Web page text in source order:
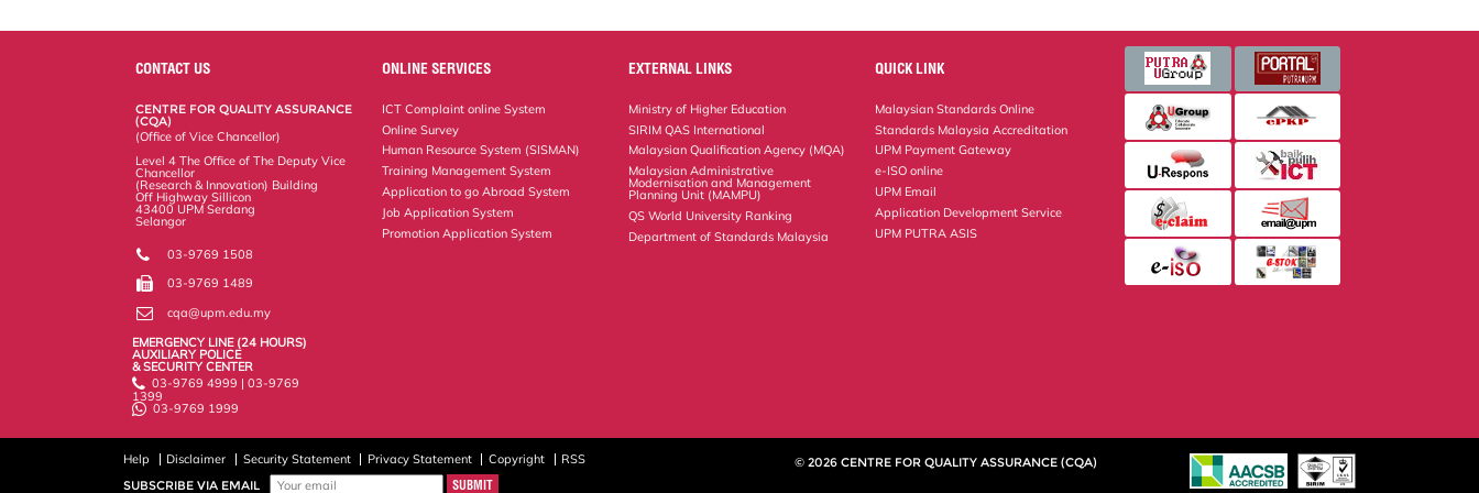
o
o
r
e
s
CONTACT US
CENTRE FOR QUALITY ASSURANCE
(CQA)
(Office of Vice Chancellor)
Level 4 The Office of The Deputy Vice
Chancellor
(Research & Innovation) Building
Off Highway Sillicon
43400 UPM Serdang
Selangor
03-9769 1508
03-9769 1489
cqa@upm.edu.my
EMERGENCY LINE (24 HOURS)
AUXILIARY POLICE
& SECURITY CENTER
03-9769 4999 | 03-9769
1399
03-9769 1999
ONLINE SERVICES
ICT Complaint online System
Online Survey
Human Resource System (SISMAN)
Training Management System
Application to go Abroad System
Job Application System
Promotion Application System
EXTERNAL LINKS
Ministry of Higher Education
SIRIM QAS International
Malaysian Qualification Agency (MQA)
Malaysian Administrative
Modernisation and Management
Planning Unit (MAMPU)
QS World University Ranking
Department of Standards Malaysia
QUICK LINK
Malaysian Standards Online
Standards Malaysia Accreditation
UPM Payment Gateway
e-ISO online
UPM Email
Application Development Service
UPM PUTRA ASIS
Help Disclaimer Security Statement Privacy Statement Copyright
RSS
SUBSCRIBE VIA EMAIL
© 2026 CENTRE FOR QUALITY ASSURANCE (CQA)